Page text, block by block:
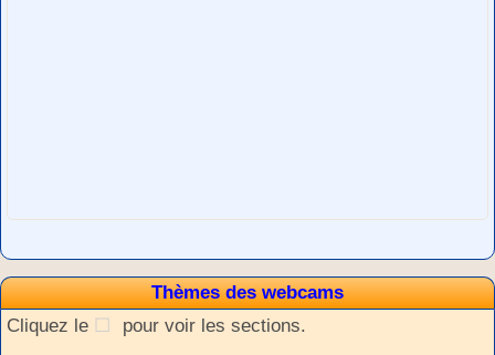
Thèmes des webcams
Cliquez le
pour voir les sections.